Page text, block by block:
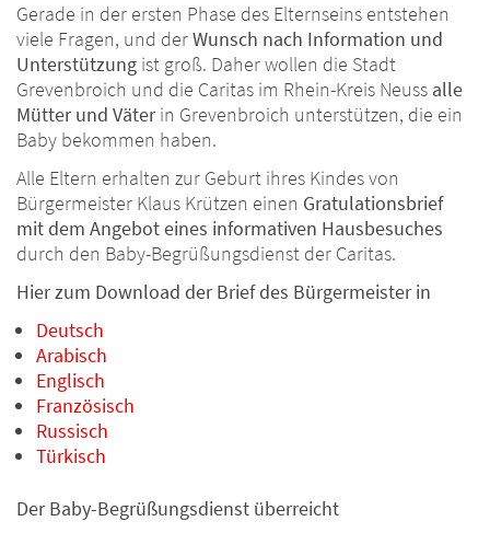
Gerade in der ersten Phase des Elternseins entstehen
viele Fragen, und derWunsch nach Information und
Unterstützung ist groß. Daher wollen die Stadt
Grevenbroich und die Caritas im Rhein-Kreis Neuss alle
Mütter und Väterin Grevenbroich unterstützen, die ein
Baby bekommen haben.
Alle Eltern erhalten zur Geburt ihres Kindes von
Bürgermeister Klaus Krützen einen Gratulationsbrief
mit dem Angebot eines informativen Hausbesuches
durch den Baby-Begrüßungsdienst der Caritas.
Hier zum Download der Brief des Bürgermeister in
Deutsch
Arabisch
Englisch
Französisch
Russisch
Türkisch
Der Baby-Begrüßungsdienst überreicht